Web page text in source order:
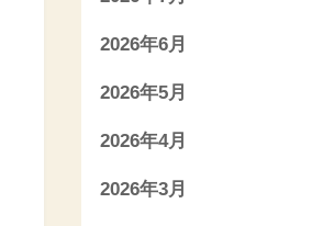
2026年6月
2026年5月
2026年4月
2026年3月